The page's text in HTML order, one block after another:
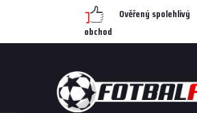
Ověřený spolehlivý
obchod